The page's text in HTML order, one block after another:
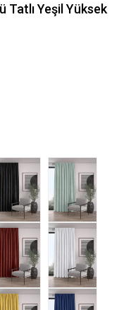
Tatlı Yeşil Yüksek